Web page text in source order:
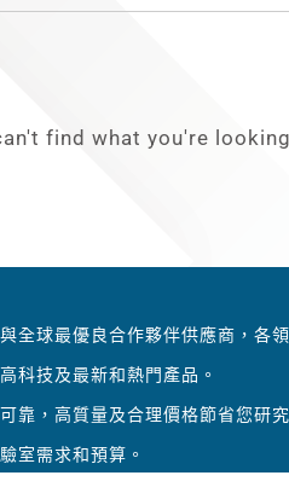
find what you're
全球最優良合作夥伴供應商，各
科技及最新和熱門產品。
靠，高質量及合理價格節省您研
室需求和預算。